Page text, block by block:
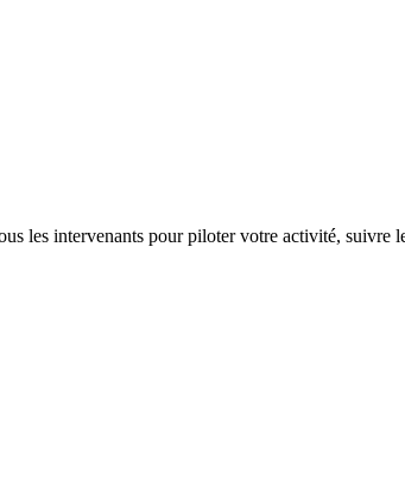
les intervenants pour piloter votre activité,